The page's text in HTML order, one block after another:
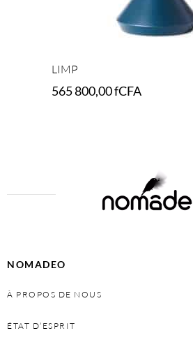
LIMP
565 800,00fCFA
NOMADEO
À PROPOS DE NOUS
ÉTAT D’ESPRIT